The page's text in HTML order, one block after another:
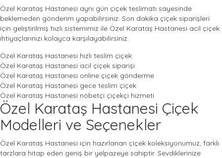
Özel Karataş Hastanesi aynı gün çiçek teslimatı sayesinde
beklemeden gönderim yapabilirsiniz. Son dakika çiçek siparişleri
için geliştirilmiş hızlı sistemimiz ile Özel Karataş Hastanesi acil çiçek
ihtiyaçlarınızı kolayca karşılayabilirsiniz.
Özel Karataş Hastanesi hızlı teslim çiçek
Özel Karataş Hastanesi acil çiçek siparişi
Özel Karataş Hastanesi online çiçek gönderme
Özel Karataş Hastanesi gece teslim çiçek
Özel Karataş Hastanesi nöbetçi çiçekçi hizmeti
Özel Karataş Hastanesi Çiçek
Modelleri ve Seçenekler
Özel Karataş Hastanesi için hazırlanan çiçek koleksiyonumuz, farklı
tarzlara hitap eden geniş bir yelpazeye sahiptir. Sevdiklerinize